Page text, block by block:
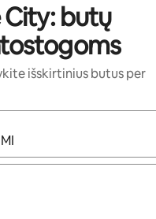
City: butų
išskirtinius butus per
rezultatai, juos